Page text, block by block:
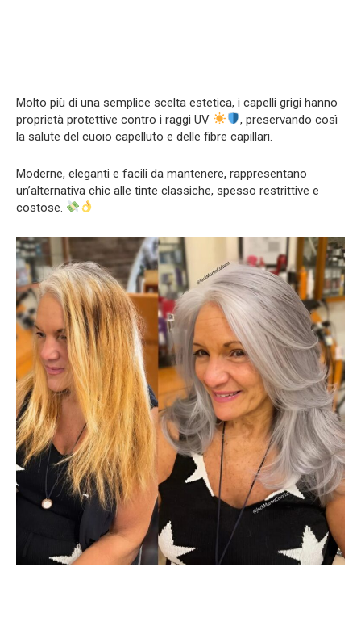
Molto più di una semplice scelta estetica, i capelli grigi hanno
proprietà protettive contro i raggi UV
, preservando così
la salute del cuoio capelluto e delle fibre capillari.
Moderne, eleganti e facili da mantenere, rappresentano
un’alternativa chic alle tinte classiche, spesso restrittive e
costose.